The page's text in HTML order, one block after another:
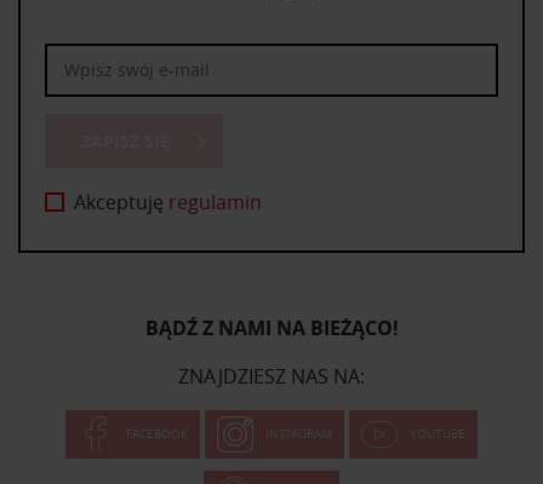
Akceptuję regulamin
BĄDŹ Z NAMI NA BIEŻĄCO!
ZNAJDZIESZ NAS NA:
FACEBOOK INSTAGRAM YOUTUBE